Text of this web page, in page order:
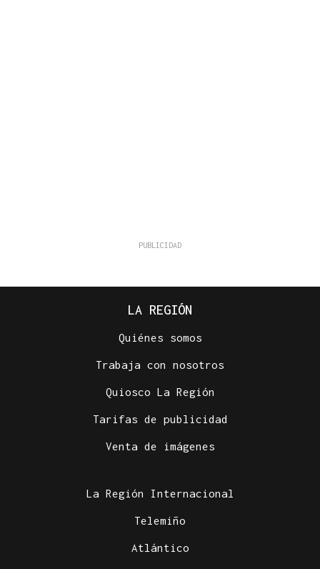
LA REGIÓN
Quiénes somos
Trabaja con nosotros
Quiosco La Región
Tarifas de publicidad
Venta de imágenes
La Región Internacional
Telemiño
Atlántico